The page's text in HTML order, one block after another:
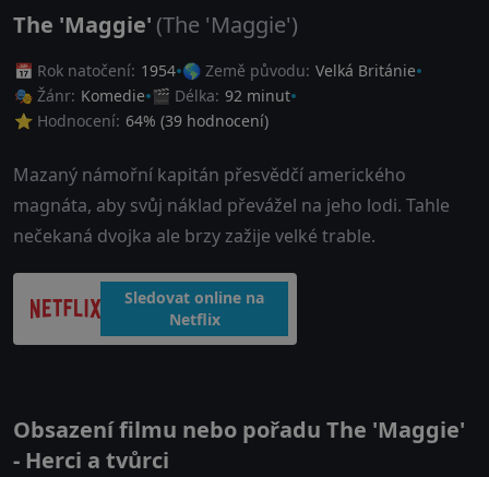
The 'Maggie' (The 'Maggie')
📅 Rok natočení: 1954 🌎 Země původu: Velká Británie
🎭 Žánr: Komedie 🎬 Délka: 92 minut
⭐ Hodnocení: 64% (39 hodnocení)
Mazaný námořní kapitán přesvědčí amerického
magnáta, aby svůj náklad převážel na jeho lodi. Tahle
nečekaná dvojka ale brzy zažije velké trable.
Sledovat online na
Netflix
Obsazení filmu nebo pořadu The 'Maggie'
- Herci a tvůrci